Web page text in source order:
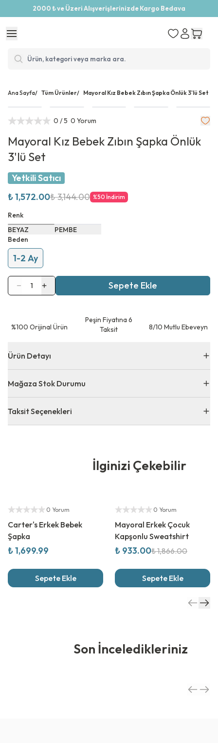
2000 ₺ ve Üzeri Alışverişlerinizde Kargo Bedava
Ana Sayfa/ Tüm Ürünler/ Mayoral Kız Bebek Zıbın Şapka Önlük 3'lü Set
0 / 5 0 Yorum
Mayoral Kız Bebek Zıbın Şapka Önlük
3'lü Set
Yetkili Satıcı
₺ 1,572.00₺ 3,144.00 %50 İndirim
Renk
BEYAZ
PEMBE
Beden
1-2 Ay
1 Sepete Ekle
⁠%100 Orijinal Ürün
Peşin Fiyatına 6
Taksit
8/10 Mutlu Ebeveyn
Ürün Detayı
Mağaza Stok Durumu
Taksit Seçenekleri
İlginizi Çekebilir
0 Yorum
Carter's Erkek Bebek
Şapka
₺ 1,699.99
Sepete Ekle
Yetkili Satıcı
0 Yorum
Mayoral Erkek Çocuk
Kapşonlu Sweatshirt
₺ 933.00₺ 1,866.00
Sepete Ekle
Son İnceledikleriniz